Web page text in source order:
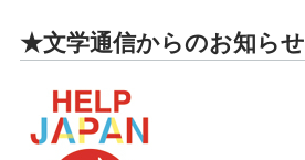
★文学通信からのお知らせ